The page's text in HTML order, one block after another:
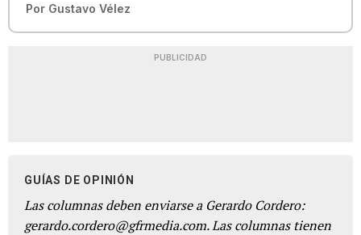
Por Gustavo Vélez
PUBLICIDAD
GUÍAS DE OPINIÓN
Las columnas deben enviarse a Gerardo Cordero:
gerardo.cordero@gfrmedia.com. Las columnas tienen